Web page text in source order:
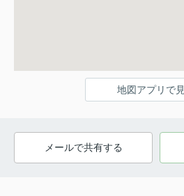
地図アプリで
メールで共有する